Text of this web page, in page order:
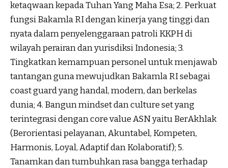
ketaqwaan kepada Tuhan Yang Maha Esa; 2. Perkuat
fungsi Bakamla RI dengan kinerja yang tinggi dan
nyata dalam penyelenggaraan patroli KKPH di
wilayah perairan dan yurisdiksi Indonesia; 3.
Tingkatkan kemampuan personel untuk menjawab
tantangan guna mewujudkan Bakamla RI sebagai
coast guard yang handal, modern, dan berkelas
dunia; 4. Bangun mindset dan culture set yang
terintegrasi dengan core value ASN yaitu BerAkhlak
(Berorientasi pelayanan, Akuntabel, Kompeten,
Harmonis, Loyal, Adaptif dan Kolaboratif); 5.
Tanamkan dan tumbuhkan rasa bangga terhadap